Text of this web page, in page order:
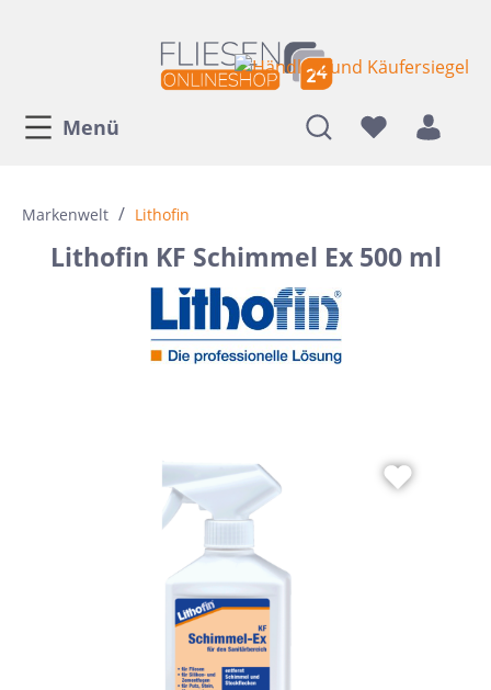
Menü
Markenwelt / Lithofin
Lithofin KF Schimmel Ex 500 ml